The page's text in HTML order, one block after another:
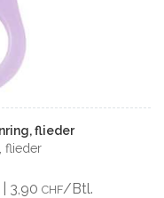
flieder
flieder
3,90 CHF/Btl.